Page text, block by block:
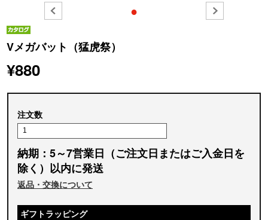
●
Vメガバット（猛虎祭）
¥880
注文数
納期：5～7営業日（ご注文日またはご入金日を
除く）以内に発送
返品・交換について
ギフトラッピング